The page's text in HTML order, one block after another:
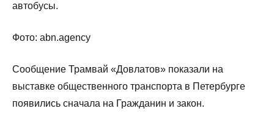
автобусы.
Фото: abn.agency
Сообщение Трамвай «Довлатов» показали на
выставке общественного транспорта в Петербурге
появились сначала на Гражданин и закон.